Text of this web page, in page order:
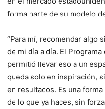
forma parte de su modelo
“Para mí, recomendar algo
de mi día a día. El
permitió llevar eso a un
queda solo en inspiración,
en resultados. Es una
de lo que ya haces, sin